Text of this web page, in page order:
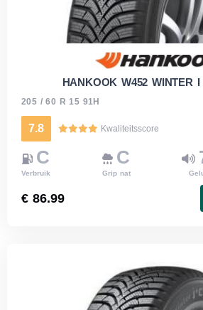
HANKOOK W452 WINTER
205 / 60 R 15 91H
7.8 Kwaliteitsscore
C
Verbruik
C
Grip nat
€ 86.99